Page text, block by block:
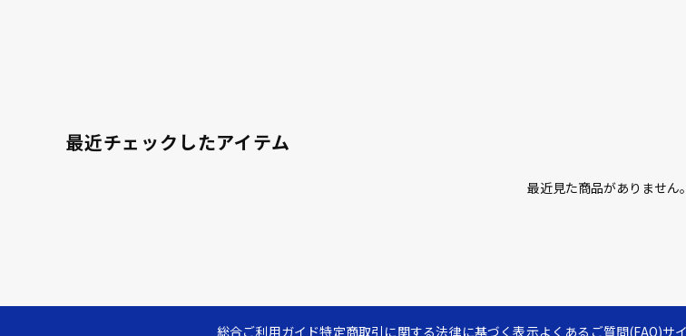
最近チェックしたアイテム
最近見た商品がありません。
総合ご利用ガイド特定商取引に関する法律に基づく表示よくあるご質問(FAQ)サ